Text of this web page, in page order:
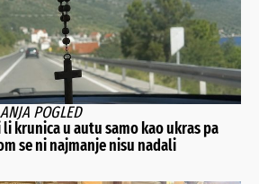
POGLED
krunica u autu samo kao ukras pa
se ni najmanje nisu nadali